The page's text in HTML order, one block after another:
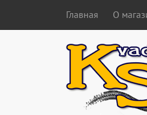
Главная О